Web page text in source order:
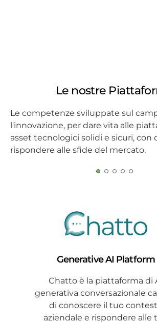
Le nostre
Le competenze sviluppate sul
l'innovazione, per dare vita alle
asset tecnologici solidi e sicuri, con
rispondere alle sfide del mercato.
Generative AI Platform
Chatto è la piattaforma di
generativa conversazionale
di conoscere il tuo
aziendale e rispondere alle